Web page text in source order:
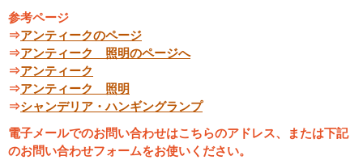
参考ページ
⇒アンティークのページ
⇒アンティーク 照明のページへ
⇒アンティーク
⇒アンティーク 照明
⇒シャンデリア・ハンギングランプ
電子メールでのお問い合わせはこちらのアドレス、または下記
のお問い合わせフォームをお使いください。